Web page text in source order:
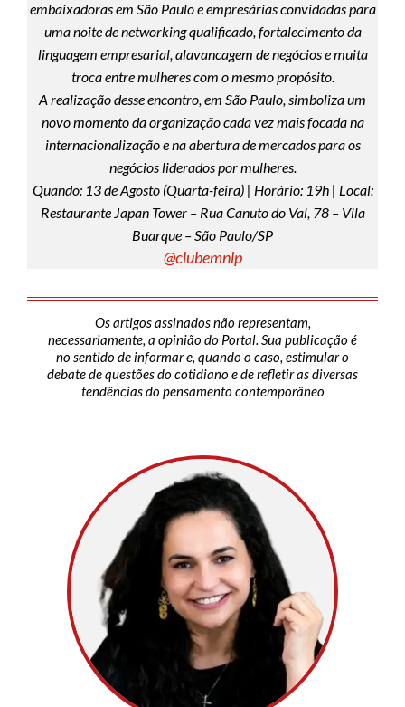
embaixadoras em São Paulo e empresárias convidadas para
uma noite de networking qualificado, fortalecimento da
linguagem empresarial, alavancagem de negócios e muita
troca entre mulheres com o mesmo propósito.
A realização desse encontro, em São Paulo, simboliza um
novo momento da organização cada vez mais focada na
internacionalização e na abertura de mercados para os
negócios liderados por mulheres.
Quando: 13 de Agosto (Quarta-feira) | Horário: 19h | Local:
Restaurante Japan Tower – Rua Canuto do Val, 78 – Vila
Buarque – São Paulo/SP
@clubemnlp
Os artigos assinados não representam,
necessariamente, a opinião do Portal. Sua publicação é
no sentido de informar e, quando o caso, estimular o
debate de questões do cotidiano e de refletir as diversas
tendências do pensamento contemporâneo